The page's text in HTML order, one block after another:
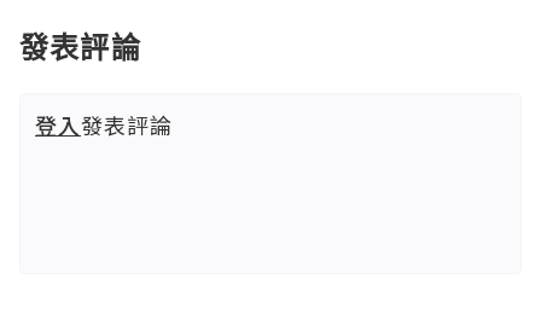
發表評論
登入發表評論